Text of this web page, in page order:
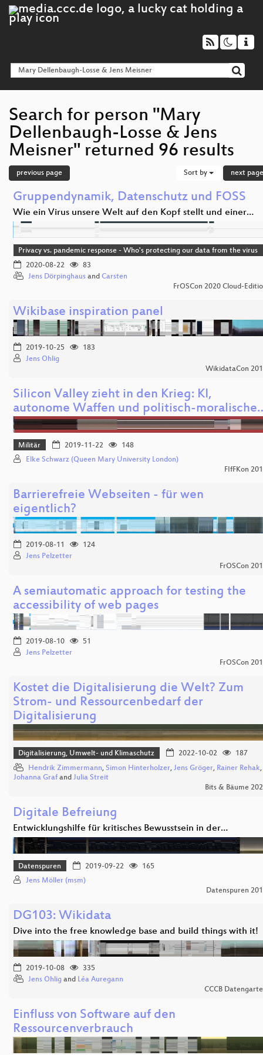
Search for person "Mary
Dellenbaugh-Losse & Jens
Meisner" returned 96 results
previous page Sort by next page
Gruppendynamik, Datenschutz und FOSS
Wie ein Virus unsere Welt auf den Kopf stellt und einer…
Privacy vs. pandemic response - Who's protecting our data from the virus
2020-08-22
83
Jens Dörpinghaus and Carsten
FrOSCon 2020 Cloud-
Wikibase inspiration panel
2019-10-25
183
Jens Ohlig
WikidataCon
Silicon Valley zieht in den Krieg: KI,
autonome Waffen und politisch-
Militär 2019-11-22
148
Elke Schwarz (Queen Mary University London)
FIfFKon
Barrierefreie Webseiten - für wen
eigentlich?
2019-08-11
124
Jens Pelzetter
FrOSCon
A semiautomatic approach for testing the
accessibility of web pages
2019-08-10
51
Jens Pelzetter
FrOSCon
Kostet die Digitalisierung die Welt? Zum
Strom- und Ressourcenbedarf der
Digitalisierung
Digitalisierung, Umwelt- und Klimaschutz 2022-10-02
187
Hendrik Zimmermann, Simon Hinterholzer, Jens Gröger, Rainer Rehak,
Johanna Graf and Julia Streit
Bits & Bäume
Digitale Befreiung
Entwicklungshilfe für kritisches Bewusstsein in der…
Datenspuren 2019-09-22
165
Jens Möller (msm)
Datenspuren
DG103: Wikidata
Dive into the free knowledge base and build things with it!
2019-10-08
335
Jens Ohlig and Léa Auregann
CCCB
Einfluss von Software auf den
Ressourcenverbrauch